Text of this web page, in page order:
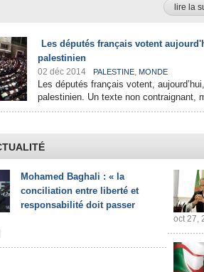
lire la
Les députés français votent
palestinien
02 déc 2014 PALESTINE, MONDE
Les députés français votent,
palestinien. Un texte non contraignant,
Mohamed Baghali : « la
conciliation entre liberté et
responsabilité doit passer
oct 27,